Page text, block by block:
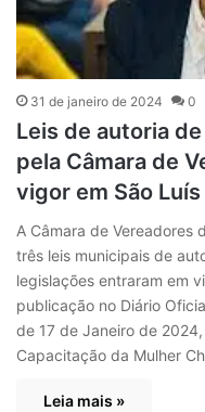
31 de janeiro de 2024 0
Leis de autoria
pela Câmara de
vigor em São Luís
A Câmara de Vereadores
três leis municipais de
legislações entraram em
publicação no Diário
de 17 de Janeiro de
Capacitação da Mulher
Leia mais »